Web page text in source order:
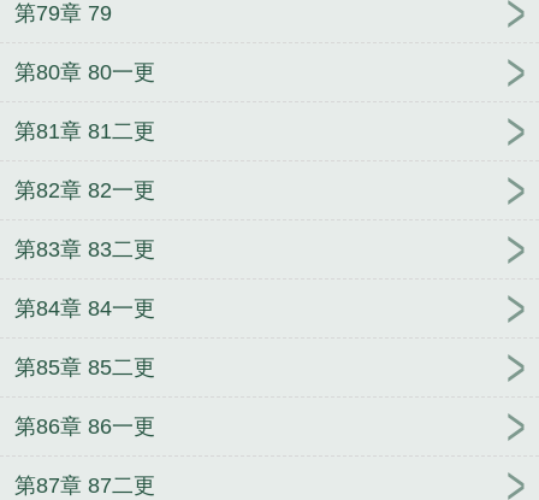
第79章 79
第80章 80一更
第81章 81二更
第82章 82一更
第83章 83二更
第84章 84一更
第85章 85二更
第86章 86一更
第87章 87二更